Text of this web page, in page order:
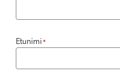
Etunimi *